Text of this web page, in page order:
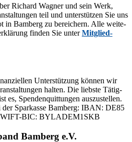
Ri­chard Wag­ner und sein Werk,
teil und un­ter­stüt­zen Sie uns
in Bam­berg zu be­rei­chern. Alle wei­te­
fin­den Sie un­terMit­glied­
Un­ter­stüt­zung kön­nen wir
hal­ten. Die liebs­te Tä­tig­
es, Spen­den­quit­tun­gen aus­zu­stel­len.
Spar­kas­se Bam­berg: IBAN: DE85
BIC: BYLADEM1SKB
Bamberg e.V.